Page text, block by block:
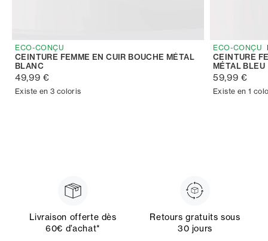
ECO-CONÇU
CEINTURE FEMME EN CUIR BOUCHE MÉTAL
BLANC
49,99 €
Existe en 3 coloris
ECO-CONÇU
CEINTURE
MÉTAL BLEU
59,99 €
Existe en 1
Livraison offerte dès
60€ d’achat*
Retours gratuits sous
30 jours